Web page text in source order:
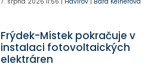
Frýdek-Místek pokračuje v
instalaci fotovoltaických
elektráren